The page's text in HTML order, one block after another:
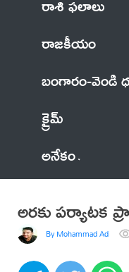
రాజకీయం
బంగారం-వెండి
క్రైమ్
అనేకం
అరకు పర్యాటక
By Mohammad Adil